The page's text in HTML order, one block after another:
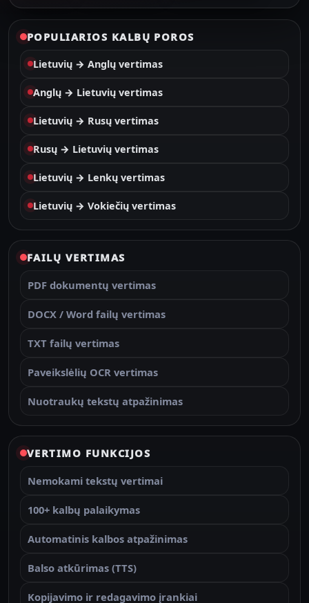
POPULIARIOS KALBŲ POROS
Lietuvių → Anglų vertimas
Anglų → Lietuvių vertimas
Lietuvių → Rusų vertimas
Rusų → Lietuvių vertimas
Lietuvių → Lenkų vertimas
Lietuvių → Vokiečių vertimas
FAILŲ VERTIMAS
PDF dokumentų vertimas
DOCX / Word failų vertimas
TXT failų vertimas
Paveikslėlių OCR vertimas
Nuotraukų tekstų atpažinimas
VERTIMO FUNKCIJOS
Nemokami tekstų vertimai
100+ kalbų palaikymas
Automatinis kalbos atpažinimas
Balso atkūrimas (TTS)
Kopijavimo ir redagavimo įrankiai